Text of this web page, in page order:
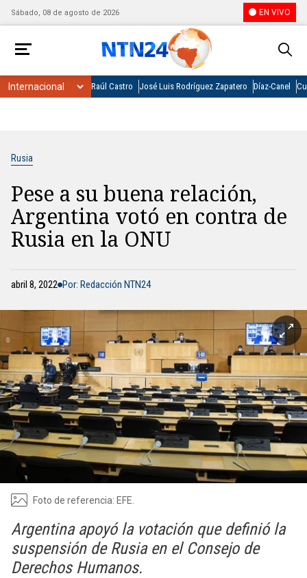
Sábado, 08 de agosto de 2026 EN VIVO
Raúl Castro José Luis Rodríguez Zapatero Díaz-Canel
Rusia
Pese a su buena relación,
Argentina votó en contra de
Rusia en la ONU
abril 8, 2022 Por: Redacción NTN24
Foto de referencia: EFE.
Argentina apoyó la votación que definió la
suspensión de Rusia en el Consejo de
Derechos Humanos.